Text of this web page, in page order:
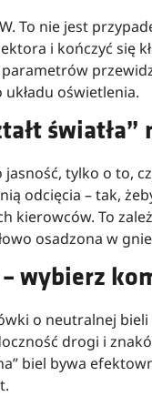
To nie jest
i kończyć się
oświetlenia.
światła”
tylko o to,
odcięcia – tak,
kierowców. To
osadzona w
wybierz
o neutralnej
drogi i
biel bywa